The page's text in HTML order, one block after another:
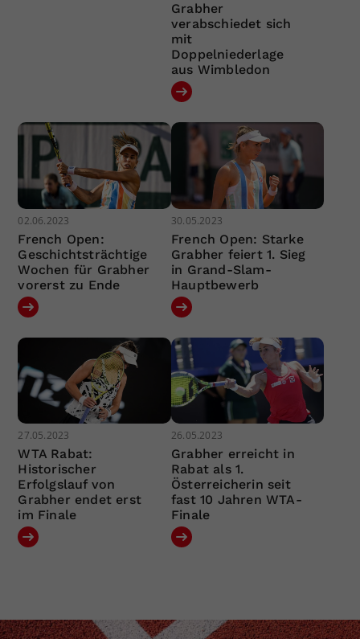
Grabher
verabschiedet sich
mit
Doppelniederlage
aus Wimbledon
02.06.2023
French Open:
Geschichtsträchtige
Wochen für Grabher
vorerst zu Ende
30.05.2023
French Open: Starke
Grabher feiert 1. Sieg
in Grand-Slam-
Hauptbewerb
27.05.2023
WTA Rabat:
Historischer
Erfolgslauf von
Grabher endet erst
im Finale
26.05.2023
Grabher erreicht in
Rabat als 1.
Österreicherin seit
fast 10 Jahren WTA-
Finale